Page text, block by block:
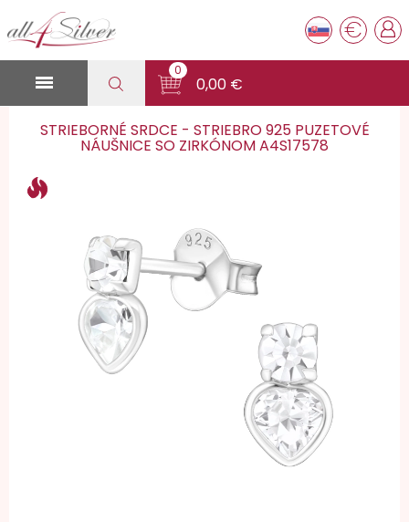
€

0
0,00 €
STRIEBORNÉ SRDCE - STRIEBRO 925 PUZETOVÉ
NÁUŠNICE SO ZIRKÓNOM A4S17578